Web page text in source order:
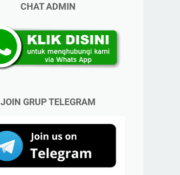
CHAT ADMIN
JOIN GRUP TELEGRAM